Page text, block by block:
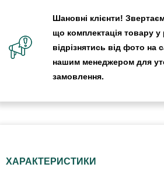
Шановні клієнти!
що комплектація товару у
відрізнятись від фото на
нашим менеджером для
замовлення.
ХАРАКТЕРИСТИКИ